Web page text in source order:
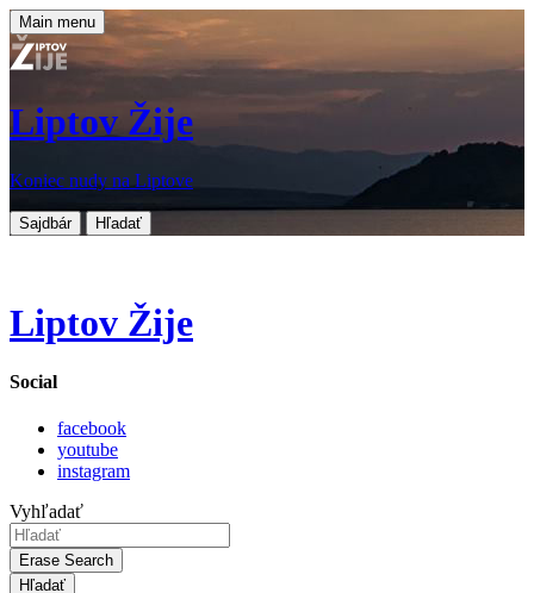
Main menu
Liptov Žije
Koniec nudy na Liptove
Sajdbár Hľadať
Liptov Žije
Social
facebook
youtube
instagram
Vyhľadať
Erase Search